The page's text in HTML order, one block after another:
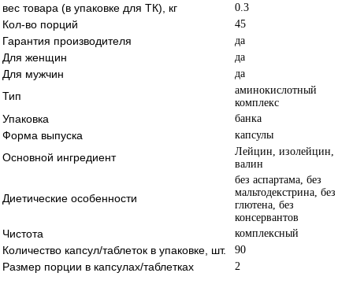
вес товара (в упаковке для ТК), кг 0.3
Кол-во порций 45
Гарантия производителя да
Для женщин да
Для мужчин да
Тип
аминокислотный
комплекс
Упаковка банка
Форма выпуска капсулы
Основной ингредиент
Лейцин, изолейцин,
валин
Диетические особенности
без аспартама, без
мальтодекстрина, без
глютена, без
консервантов
Чистота комплексный
Количество капсул/таблеток в упаковке, шт. 90
Размер порции в капсулах/таблетках 2